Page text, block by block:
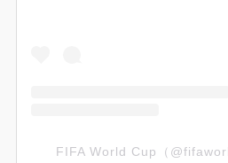
FIFA World Cup（